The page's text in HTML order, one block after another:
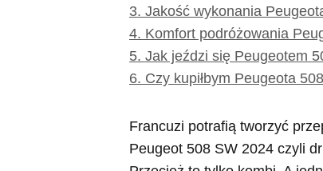
3. Jakość wykonania
4. Komfort podróżowania
5. Jak jeździ się Peugeotem
6. Czy kupiłbym Peugeota
Francuzi potrafią tworzyć
Peugeot 508 SW 2024 czyli